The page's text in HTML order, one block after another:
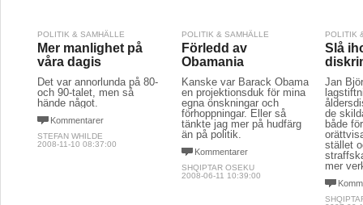
POLITIK & SAMHÄLLE
Mer manlighet på
våra dagis
Det var annorlunda på 80-
och 90-talet, men så
hände något.
Kommentarer
STEFAN WHILDE
2008-11-10 08:37:00
POLITIK & SAMHÄLLE
Förledd av
Obamania
Kanske var Barack Obama
en projektionsduk för mina
egna önskningar och
förhoppningar. Eller så
tänkte jag mer på hudfärg
än på politik.
Kommentarer
SHQIPTAR OSEKU
2008-06-11 10:39:00
POLITIK
Slå
Jan
de
både
stället
mer